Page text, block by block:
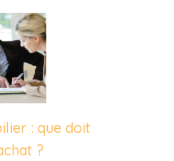
: que doit
?